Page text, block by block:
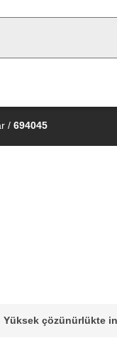
/ 694045
Yüksek çözünürlükte